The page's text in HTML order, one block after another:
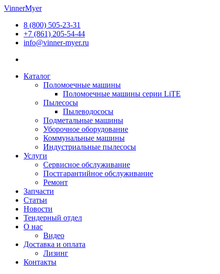
Перейти
содержимому
VinnerMyer
8 (800) 505-23-31
+7 (861) 205-54-44
info@vinner-myer.ru
Каталог
Поломоечные машины
Поломоечные машины серии LiTE
Пылесосы
Пылеводососы
Подметальные машины
Уборочное оборудование
Коммунальные машины
Индустриальные пылесосы
Услуги
Сервисное обслуживание
Постгарантийное обслуживание
Ремонт
Запчасти
Статьи
Новости
Тендерный отдел
О нас
Видео
Доставка и оплата
Лизинг
Контакты